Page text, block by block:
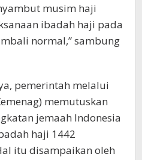
musim haji
ibadah haji pada
normal,” sambung
pemerintah melalui
memutuskan
jemaah Indonesia
haji 1442
itu disampaikan oleh